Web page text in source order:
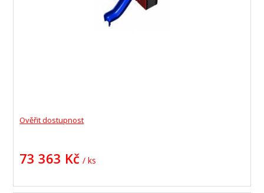
Ověřit dostupnost
73 363 Kč / ks